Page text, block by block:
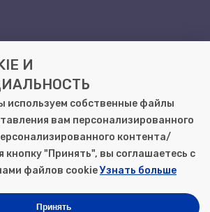
10А
магазинов в Саратове
И
используем собственные файлы
вам персонализированного
контента/
"Принять", вы соглашаетесь с
файлов cookieУзнать больше
Принять